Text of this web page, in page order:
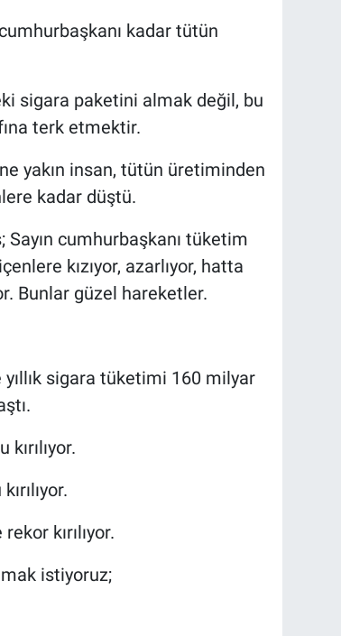
kadar tütün
sigara paketini almak değil, bu
terk etmektir.
yakın insan, tütün üretiminden
kadar düştü.
cumhurbaşkanı tüketim
kızıyor, azarlıyor, hatta
Bunlar güzel hareketler.
sigara tüketimi 160 milyar
kırılıyor.
istiyoruz;